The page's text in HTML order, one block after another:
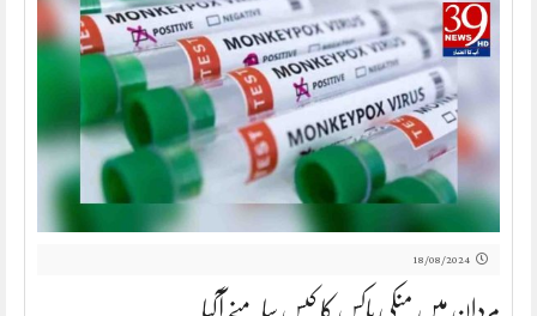
18/08/2024
مردان میں منکی پاکس کا کیس سامنے آگیا